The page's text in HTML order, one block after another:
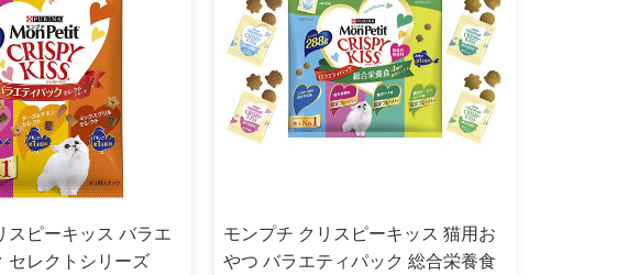
スピーキッス バラエ
セレクトシリーズ
モンプチ クリスピーキッス 猫用お
やつ バラエティパック 総合栄養食